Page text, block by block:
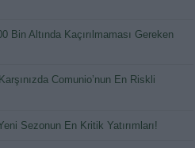
Altında Kaçırılmaması Gereken
Comunio’nun En Riskli
Sezonun En Kritik Yatırımları!